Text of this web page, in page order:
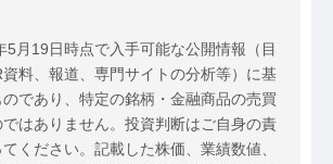
5月19日時点で入手可能な公開情報（目
料、報道、専門サイトの分析等）に基
であり、特定の銘柄・金融商品の売買
はありません。投資判断はご自身の責
ください。記載した株価、業績数値、